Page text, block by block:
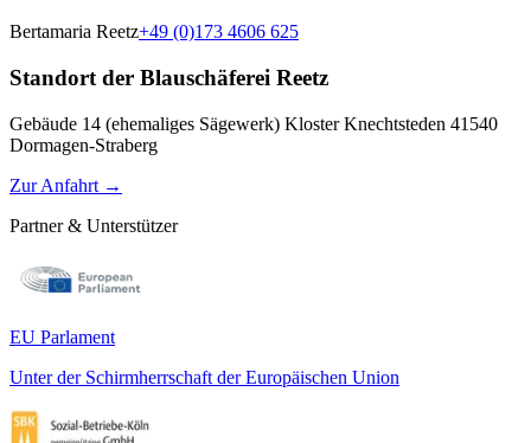
Bertamaria Reetz+49 (0)173 4606 625
Standort der Blauschäferei Reetz
Gebäude 14 (ehemaliges Sägewerk) Kloster Knechtsteden 41540
Dormagen-Straberg
Zur Anfahrt →
Partner & Unterstützer
EU Parlament
Unter der Schirmherrschaft der Europäischen Union